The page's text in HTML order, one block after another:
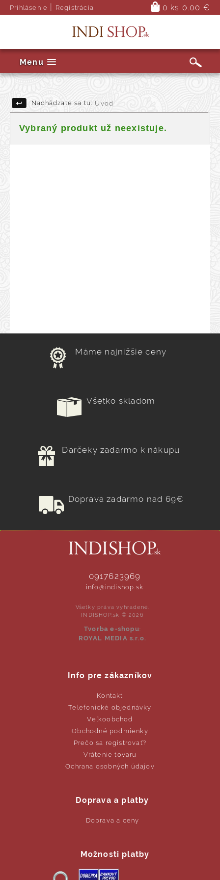
Prihlásenie Registrácia 0 ks 0.00 €
Menu
Nachádzate sa tu: Úvod
Vybraný produkt už neexistuje.
Máme najnižšie ceny
Všetko skladom
Darčeky zadarmo k nákupu
Doprava zadarmo nad 69€
0917623969
info@indishop.sk
Všetky práva vyhradené.
INDISHOP.sk © 2026
Tvorba e-shopu:
ROYAL MEDIA s.r.o.
Info pre zákazníkov
Kontakt
Telefonické objednávky
Veľkoobchod
Obchodné podmienky
Prečo sa registrovať?
Vrátenie tovaru
Ochrana osobných údajov
Doprava a platby
Doprava a ceny
Možnosti platby